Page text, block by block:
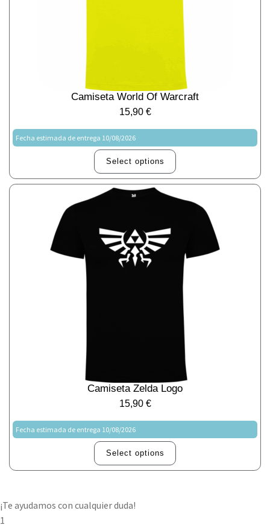
Camiseta World Of Warcraft
15,90 €
Fecha estimada de entrega 10/08/2026
Select options
Camiseta Zelda Logo
15,90 €
Fecha estimada de entrega 10/08/2026
Select options
¡Te ayudamos con cualquier duda!
1